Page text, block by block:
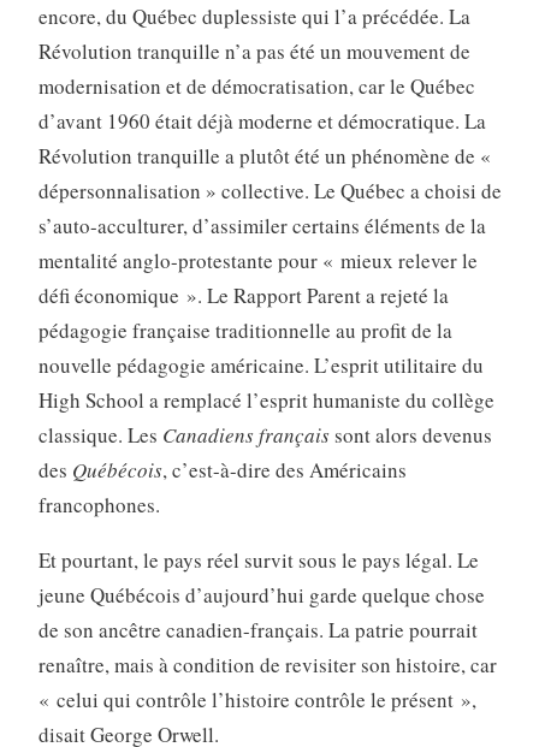
encore, du Québec duplessiste qui l’a précédée. La
Révolution tranquille n’a pas été un mouvement de
modernisation et de démocratisation, car le Québec
d’avant 1960 était déjà moderne et démocratique. La
Révolution tranquille a plutôt été un phénomène de «
dépersonnalisation » collective. Le Québec a choisi de
s’auto-acculturer, d’assimiler certains éléments de la
mentalité anglo-protestante pour « mieux relever le
défi économique ». Le Rapport Parent a rejeté la
pédagogie française traditionnelle au profit de la
nouvelle pédagogie américaine. L’esprit utilitaire du
High School a remplacé l’esprit humaniste du collège
classique. Les Canadiens françaissont alors devenus
des Québécois, c’est-à-dire des Américains
francophones.
Et pourtant, le pays réel survit sous le pays légal. Le
jeune Québécois d’aujourd’hui garde quelque chose
de son ancêtre canadien-français. La patrie pourrait
renaître, mais à condition de revisiter son histoire, car
« celui qui contrôle l’histoire contrôle le présent »,
disait George Orwell.